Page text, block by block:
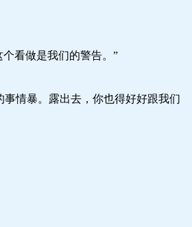
看做是我们的警告。”
情暴。露出去，你也得好好跟我们